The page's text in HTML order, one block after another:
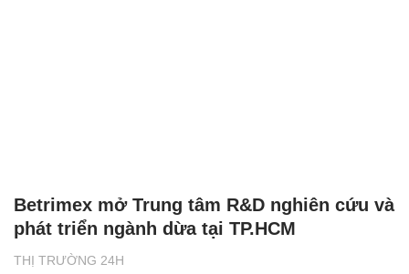
THỊ TRƯỜNG 24H
Betrimex mở Trung tâm R&D nghiên cứu và
phát triển ngành dừa tại TP.HCM